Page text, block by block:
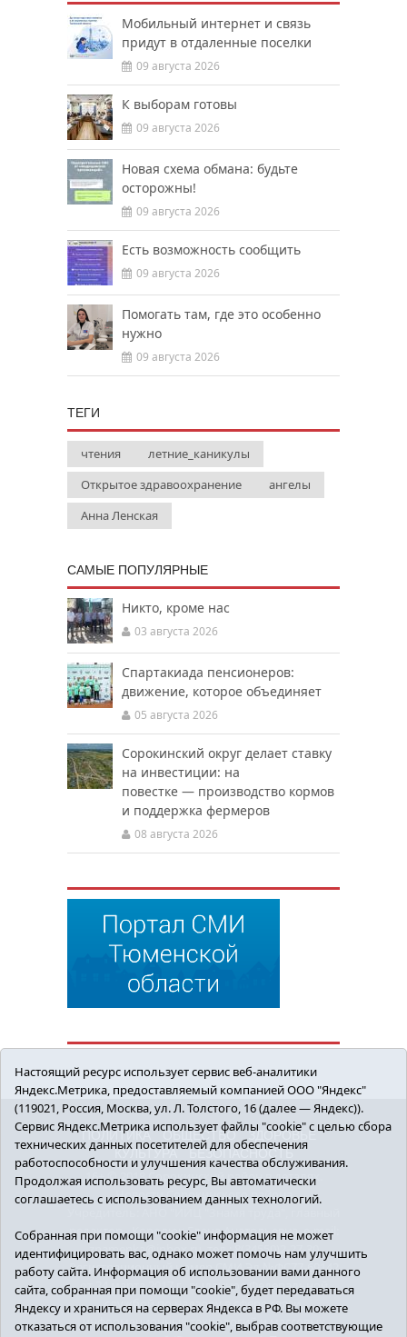
Мобильный интернет и связь
придут в отдаленные поселки
09 августа 2026
К выборам готовы
09 августа 2026
Новая схема обмана: будьте
осторожны!
09 августа 2026
Есть возможность сообщить
09 августа 2026
Помогать там, где это особенно
нужно
09 августа 2026
ТЕГИ
чтения
летние_каникулы
Открытое здравоохранение
ангелы
Анна Ленская
САМЫЕ ПОПУЛЯРНЫЕ
Никто, кроме нас
03 августа 2026
Спартакиада пенсионеров:
движение, которое объединяет
05 августа 2026
Сорокинский округ делает ставку
на инвестиции: на
повестке — производство кормов
и поддержка фермеров
08 августа 2026
ПОЛИТИКА ОБЩЕСТВО
ЗДОРОВЬЕ
КУЛЬТУРА
БЕЗОПАСНОСТЬ
16+ © 2018 Сорокинский район в деталях.
Новости Сорокинского района
редактор - Королюк Елена Анатольевна, e-mail:
znamenka@inbox.ru, тел.: 8(34550)2-27-30
Регистрационный номер СМИ Эл №ФС77-69142
от 24 марта 2017 г., выданное Федеральной
службой по надзору в сфере связи,
информационных технологий и массовых
Настоящий ресурс использует сервис веб-аналитики
Яндекс.Метрика, предоставляемый компанией ООО "Яндекс"
(119021, Россия, Москва, ул. Л. Толстого, 16 (далее — Яндекс)).
Сервис Яндекс.Метрика использует файлы "cookie" с целью сбора
технических данных посетителей для обеспечения
работоспособности и улучшения качества обслуживания.
Продолжая использовать ресурс, Вы автоматически
соглашаетесь с использованием данных технологий.
Собранная при помощи "cookie" информация не может
идентифицировать вас, однако может помочь нам улучшить
работу сайта. Информация об использовании вами данного
сайта, собранная при помощи "cookie", будет передаваться
Яндексу и храниться на серверах Яндекса в РФ. Вы можете
отказаться от использования "cookie", выбрав соответствующие